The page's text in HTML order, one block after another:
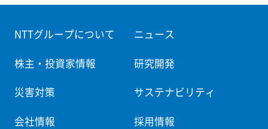
NTTグループについて ニュース
株主・投資家情報 研究開発
災害対策 サステナビリティ
会社情報 採用情報